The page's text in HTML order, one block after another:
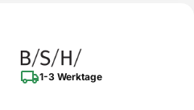
1-3 Werktage